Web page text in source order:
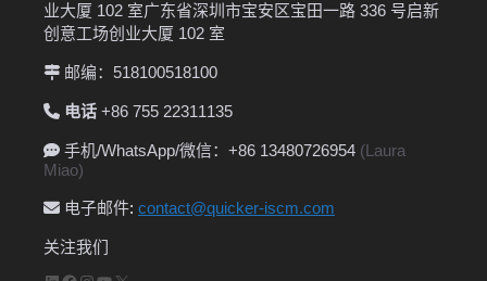
业大厦 102 室广东省深圳市宝安区宝田一路 336 号启新
创意工场创业大厦 102 室
邮编：518100518100
电话 +86 755 22311135
手机/WhatsApp/微信：+86 13480726954 (Laura
Miao)
电子邮件: contact@quicker-iscm.com
关注我们